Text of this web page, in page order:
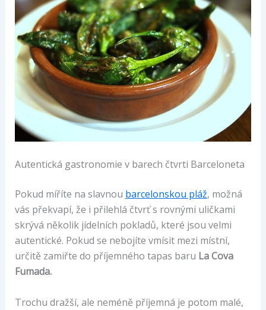
Autentická gastronomie v barech čtvrti Barceloneta
Pokud míříte na slavnou barcelonskou pláž, možná
vás překvapí, že i přilehlá čtvrť s rovnými uličkami
skrývá několik jídelních pokladů, které jsou velmi
autentické. Pokud se nebojíte vmísit mezi místní,
určitě zamiřte do příjemného tapas baru La Cova
Fumada.
Trochu dražší, ale neméně příjemná je potom malé,